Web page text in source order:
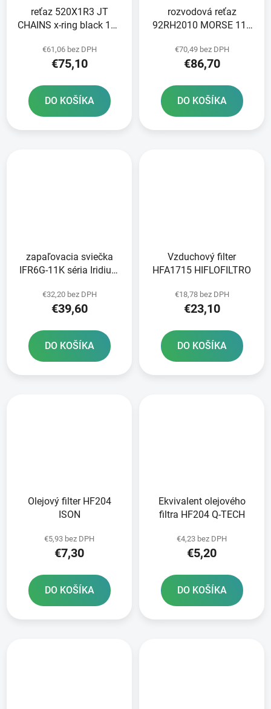
reťaz 520X1R3 JT
CHAINS x-ring black 112
nitovania a rozpojenia
spojky
€61,06 bez DPH
€75,10
DO KOŠÍKA
rozvodová reťaz
92RH2010 MORSE 114
€70,49 bez DPH
€86,70
DO KOŠÍKA
zapaľovacia sviečka
IFR6G-11K séria Iridium
€32,20 bez DPH
€39,60
DO KOŠÍKA
Vzduchový filter
HFA1715 HIFLOFILTRO
€18,78 bez DPH
€23,10
DO KOŠÍKA
Olejový filter HF204
ISON
€5,93 bez DPH
€7,30
DO KOŠÍKA
Ekvivalent olejového
filtra HF204 Q-TECH
€4,23 bez DPH
€5,20
DO KOŠÍKA